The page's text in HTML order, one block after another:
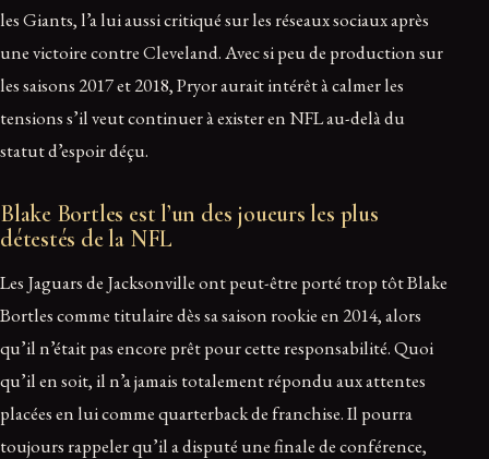
les Giants, l’a lui aussi critiqué sur les réseaux sociaux après
une victoire contre Cleveland. Avec si peu de production sur
les saisons 2017 et 2018, Pryor aurait intérêt à calmer les
tensions s’il veut continuer à exister en NFL au-delà du
statut d’espoir déçu.
Blake Bortles est l’un des joueurs les plus
détestés de la NFL
Les Jaguars de Jacksonville ont peut-être porté trop tôt Blake
Bortles comme titulaire dès sa saison rookie en 2014, alors
qu’il n’était pas encore prêt pour cette responsabilité. Quoi
qu’il en soit, il n’a jamais totalement répondu aux attentes
placées en lui comme quarterback de franchise. Il pourra
toujours rappeler qu’il a disputé une finale de conférence,